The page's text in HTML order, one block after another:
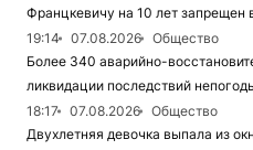
Францкевичу на 10 лет запрещен
19:14
07.08.2026
Общество
Более 340 аварийно-
ликвидации последствий
18:17
07.08.2026
Общество
Двухлетняя девочка выпала из